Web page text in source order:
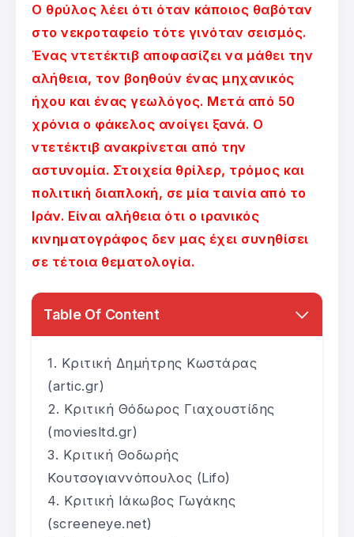
Ο θρύλος λέει ότι όταν κάποιος θαβόταν
στο νεκροταφείο τότε γινόταν σεισμός.
Ένας ντετέκτιβ αποφασίζει να μάθει την
αλήθεια, τον βοηθούν ένας μηχανικός
ήχου και ένας γεωλόγος. Μετά από 50
χρόνια ο φάκελος ανοίγει ξανά. Ο
ντετέκτιβ ανακρίνεται από την
αστυνομία. Στοιχεία θρίλερ, τρόμος και
πολιτική διαπλοκή, σε μία ταινία από το
Ιράν. Είναι αλήθεια ότι ο ιρανικός
κινηματογράφος δεν μας έχει συνηθίσει
σε τέτοια θεματολογία.
Table Of Content
Κριτική Δημήτρης Κωστάρας
(artic.gr)
Κριτική Θόδωρος Γιαχουστίδης
(moviesltd.gr)
Κριτική Θοδωρής
Κουτσογιαννόπουλος (Lifo)
Κριτική Ιάκωβος Γωγάκης
(screeneye.net)